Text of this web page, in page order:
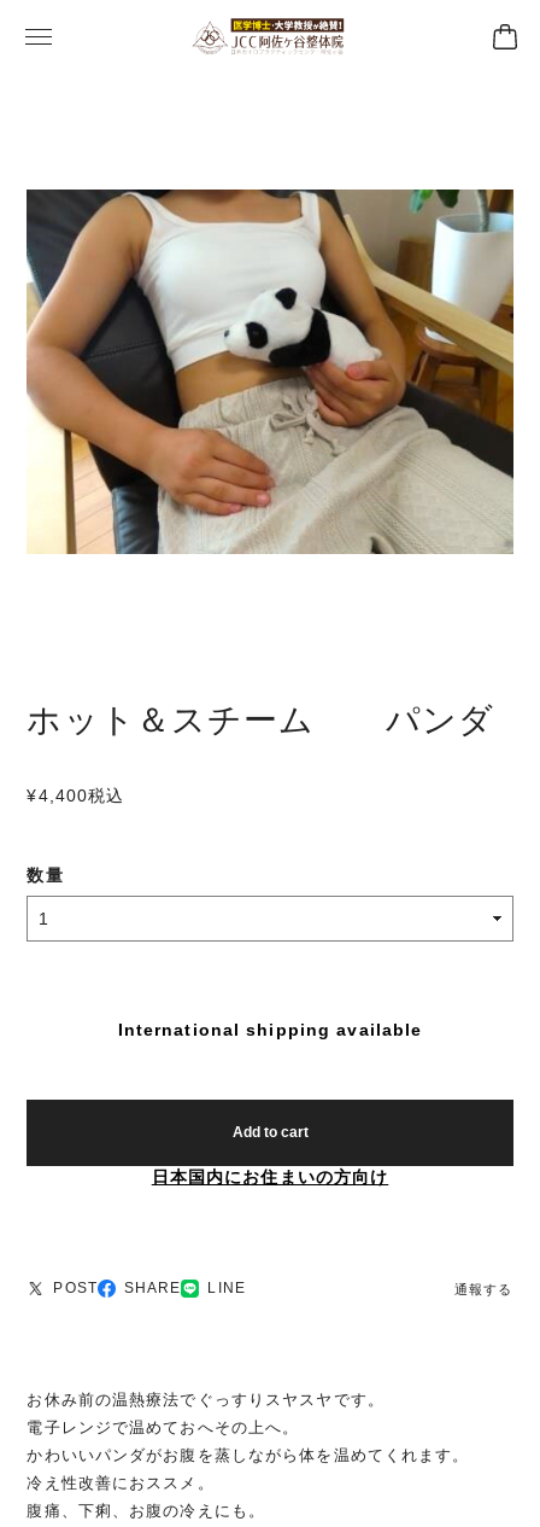
ホット＆スチーム パンダ
¥4,400税込
数量
International shipping available
Add to cart
日本国内にお住まいの方向け
POST SHARE LINE 通報する
お休み前の温熱療法でぐっすりスヤスヤです。
電子レンジで温めておへその上へ。
かわいいパンダがお腹を蒸しながら体を温めてくれます。
冷え性改善におススメ。
腹痛、下痢、お腹の冷えにも。